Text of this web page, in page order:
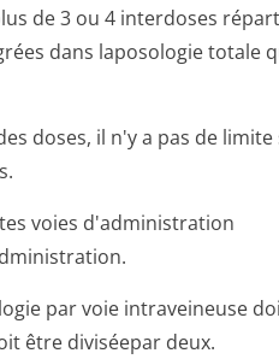
de 3 ou 4 interdoses
dans laposologie totale
doses, il n'y a pas de
voies d'administration
par voie intraveineuse
être diviséepar deux.